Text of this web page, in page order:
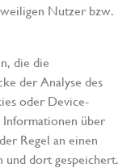
Nutzer bzw.
die die
der Analyse des
oder Device-
über
Regel an einen
und dort gespeichert.